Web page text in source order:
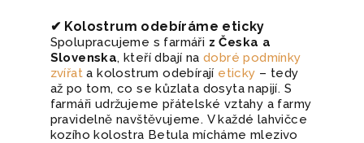
✔ Kolostrum odebíráme eticky
Spolupracujeme s farmáři z Česka a
Slovenska, kteří dbají nadobré podmínky
zvířat a kolostrum odebírají eticky – tedy
až po tom, co se kůzlata dosyta napijí. S
farmáři udržujeme přátelské vztahy a farmy
pravidelně navštěvujeme. V každé lahvičce
kozího kolostra Betula mícháme mlezivo